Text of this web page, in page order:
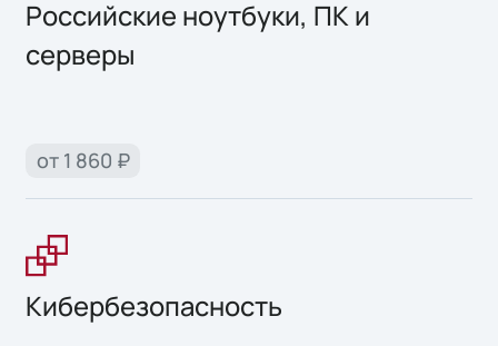
Российские ноутбуки, ПК и
серверы
от 1 860 ₽
Кибербезопасность